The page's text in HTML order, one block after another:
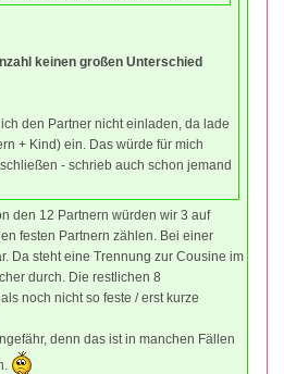
keinen großen Unterschied
den Partner nicht einladen, da lade
+ Kind) ein. Das würde für mich
- schrieb auch schon jemand
den 12 Partnern würden wir 3 auf
festen Partnern zählen. Bei einer
Da steht eine Trennung zur Cousine im
durch. Die restlichen 8
noch nicht so feste / erst kurze
denn das ist in manchen Fällen